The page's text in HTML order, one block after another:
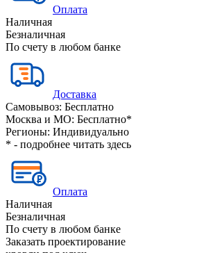
Оплата
Наличная
Безналичная
По счету в любом банке
Доставка
Самовывоз: Бесплатно
Москва и МО: Бесплатно*
Регионы: Индивидуально
* - подробнее читать здесь
Оплата
Наличная
Безналичная
По счету в любом банке
Заказать проектирование